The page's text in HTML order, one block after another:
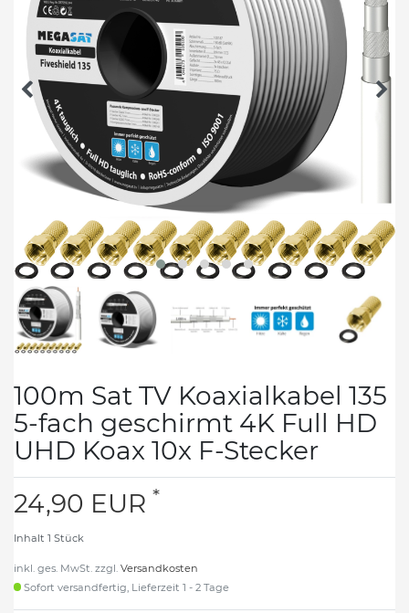
100m Sat TV Koaxialkabel 135
5-fach geschirmt 4K Full HD
UHD Koax 10x F-Stecker
24,90 EUR *
Inhalt 1 Stück
inkl. ges. MwSt. zzgl. Versandkosten
Sofort versandfertig, Lieferzeit 1 - 2 Tage